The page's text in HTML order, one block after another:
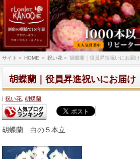
サイト » HOME » 祝い花 » 胡蝶蘭｜役員昇進祝いにお届け
胡蝶蘭｜役員昇進祝いにお届け
祝い花 ,胡蝶蘭
胡蝶蘭 白の５本立